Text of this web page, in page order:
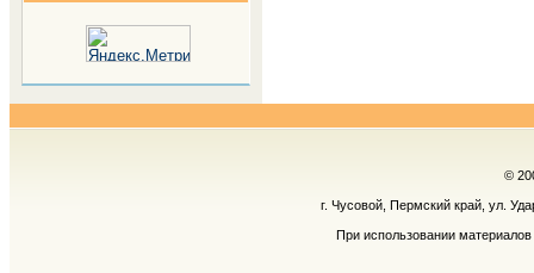
©
г. Чусовой, Пермский край, ул.
При использовании